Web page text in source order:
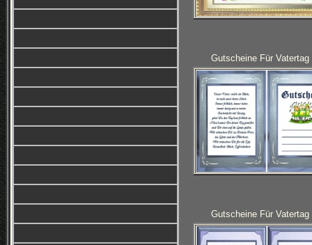
Gutscheine Für Vatertag
Gutscheine Für Vatertag